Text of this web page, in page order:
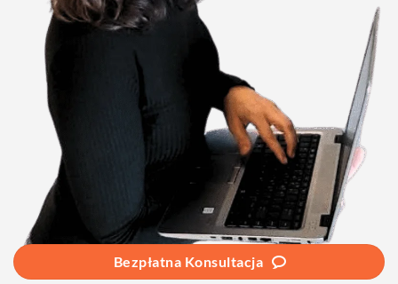
Bezpłatna Konsultacja